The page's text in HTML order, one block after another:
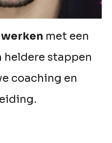
werken met een
stappen
coaching en